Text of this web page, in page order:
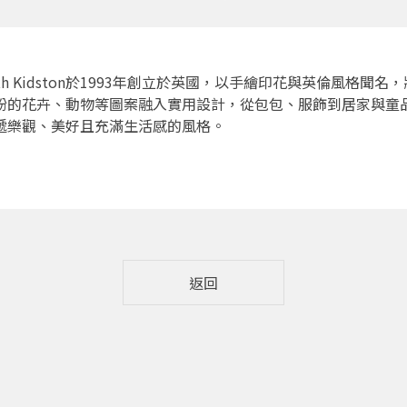
Kidston於1993年創立於英國，以手繪印花與英倫風格聞名
的花卉、動物等圖案融入實用設計，從包包、服飾到居家與童
樂觀、美好且充滿生活感的風格。
返回